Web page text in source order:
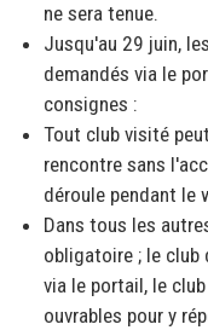
ne sera tenue.
Jusqu'au 29 juin,
demandés via le
consignes :
Tout club visité
rencontre sans
déroule pendant le
Dans tous les
obligatoire ; le club
via le portail, le
ouvrables pour y